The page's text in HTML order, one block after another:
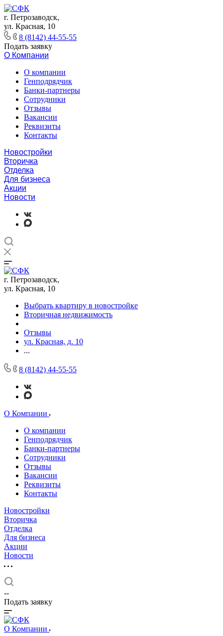
г. Петрозаводск,
ул. Красная, 10
8 (8142) 44-55-55
Подать заявку
О Компании
О компании
Генподрядчик
Банки-партнеры
Сотрудники
Отзывы
Вакансии
Реквизиты
Контакты
Новостройки
Вторичка
Отделка
Для бизнеса
Акции
Новости
г. Петрозаводск,
ул. Красная, 10
Выбрать квартиру в новостройке
Вторичная недвижимость
Отзывы
ул. Красная, д. 10
...
8 (8142) 44-55-55
О Компании
О компании
Генподрядчик
Банки-партнеры
Сотрудники
Отзывы
Вакансии
Реквизиты
Контакты
Новостройки
Вторичка
Отделка
Для бизнеса
Акции
Новости
--
Подать заявку
О Компании